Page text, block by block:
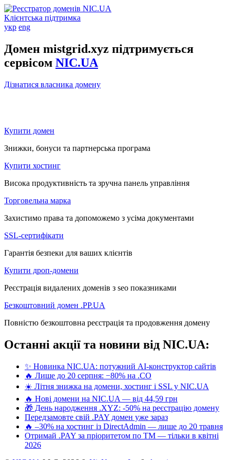
Клієнтська підтримка
укр eng
Домен mistgrid.xyz підтримується
сервісом NIC.UA
Дізнатися власника домену
Купити домен
Знижки, бонуси та партнерська програма
Купити хостинг
Висока продуктивність та зручна панель управління
Торговельна марка
Захистимо права та допоможемо з усіма документами
SSL-сертифікати
Гарантія безпеки для ваших клієнтів
Купити дроп-домени
Реєстрація видалених доменів з seo показниками
Безкоштовний домен .PP.UA
Повністю безкоштовна реєстрація та продовження домену
Останні акції та новини від NIC.UA:
✨ Новинка NIC.UA: потужний AI-конструктор сайтів
🔥 Лише до 20 серпня: −80% на .CO
☀️ Літня знижка на домени, хостинг і SSL у NIC.UA
🔥 Нові домени на NIC.UA — від 44,59 грн
🎁 День народження .XYZ: -50% на реєстрацію домену
Передзамовте свій .PAY домен уже зараз
🔥 –30% на хостинг із DirectAdmin — лише до 20 травня
Отримай .PAY за пріоритетом по ТМ — тільки в квітні
2026